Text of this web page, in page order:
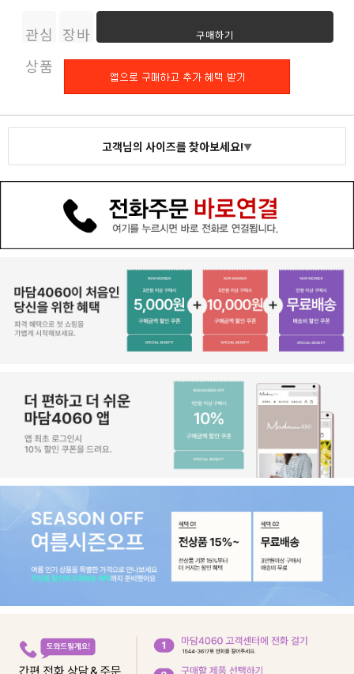
관심
상품
장바
구니
구매하기
고객님의 사이즈를 찾아보세요!▼